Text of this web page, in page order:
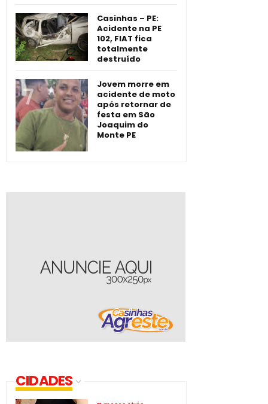
Casinhas – PE:
Acidente na PE
102, FIAT fica
totalmente
destruído
Jovem morre em
acidente de moto
após retornar de
festa em São
Joaquim do
Monte PE
CIDADES